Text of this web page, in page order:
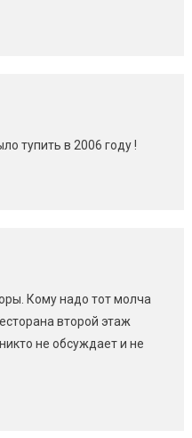
тупить в 2006 году !
Кому надо тот молча
второй этаж
не обсуждает и не